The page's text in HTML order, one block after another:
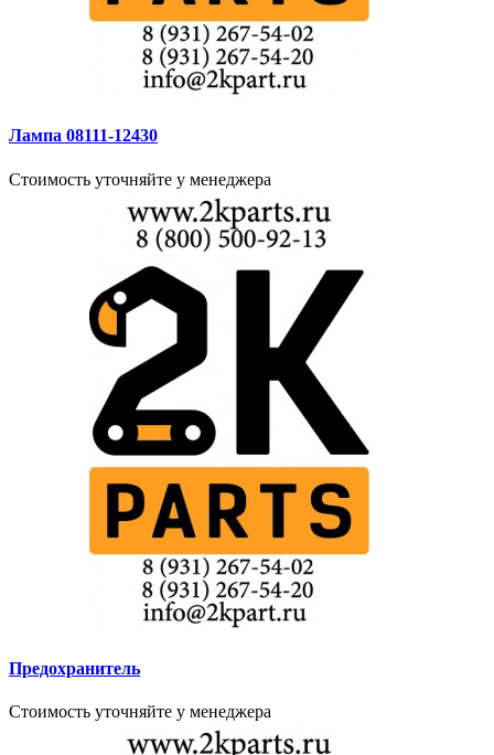
Лампа 08111-12430
Стоимость уточняйте у менеджера
Предохранитель
Стоимость уточняйте у менеджера